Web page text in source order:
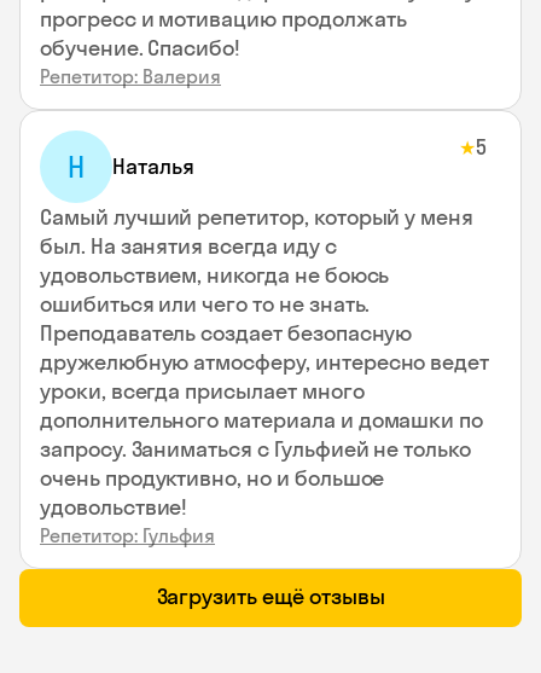
прогресс и мотивацию продолжать
обучение. Спасибо!
Репетитор: Валерия
Н Наталья
★5
Самый лучший репетитор, который у меня
был. На занятия всегда иду с
удовольствием, никогда не боюсь
ошибиться или чего то не знать.
Преподаватель создает безопасную
дружелюбную атмосферу, интересно ведет
уроки, всегда присылает много
дополнительного материала и домашки по
запросу. Заниматься с Гульфией не только
очень продуктивно, но и большое
удовольствие!
Репетитор: Гульфия
Загрузить ещё отзывы